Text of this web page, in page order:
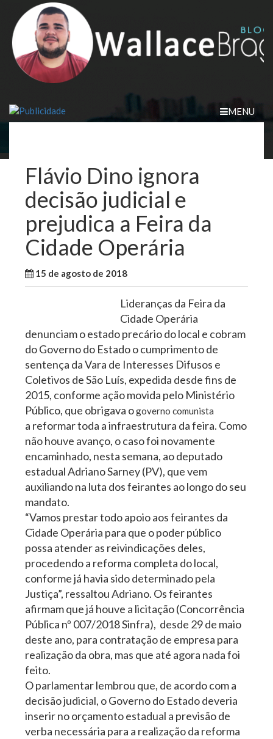
content
MENU
Flávio Dino ignora
decisão judicial e
prejudica a Feira da
Cidade Operária
15 de agosto de 2018
Lideranças da Feira da
Cidade Operária
denunciam o estado precário do local e cobram
do Governo do Estado o cumprimento de
sentença da Vara de Interesses Difusos e
Coletivos de São Luís, expedida desde fins de
2015, conforme ação movida pelo Ministério
Público, que obrigava ogoverno comunista
a reformar toda a infraestrutura da feira. Como
não houve avanço, o caso foi novamente
encaminhado, nesta semana, ao deputado
estadual Adriano Sarney (PV), que vem
auxiliando na luta dos feirantes ao longo do seu
mandato.
“Vamos prestar todo apoio aos feirantes da
Cidade Operária para que o poder público
possa atender as reivindicações deles,
procedendo a reforma completa do local,
conforme já havia sido determinado pela
Justiça”, ressaltou Adriano. Os feirantes
afirmam que já houve a licitação (Concorrência
Pública nº 007/2018 Sinfra), desde 29 de maio
deste ano, para contratação de empresa para
realização da obra, mas que até agora nada foi
feito.
O parlamentar lembrou que, de acordo com a
decisão judicial, o Governo do Estado deveria
inserir no orçamento estadual a previsão de
verba necessária para a realização da reforma